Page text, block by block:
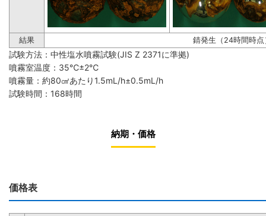
結果 錆発生（24時間時点
試験方法：中性塩水噴霧試験(JIS Z 2371に準拠)
噴霧室温度：35℃±2℃
噴霧量：約80㎠あたり1.5mL/h±0.5mL/h
試験時間：168時間
納期・価格
価格表